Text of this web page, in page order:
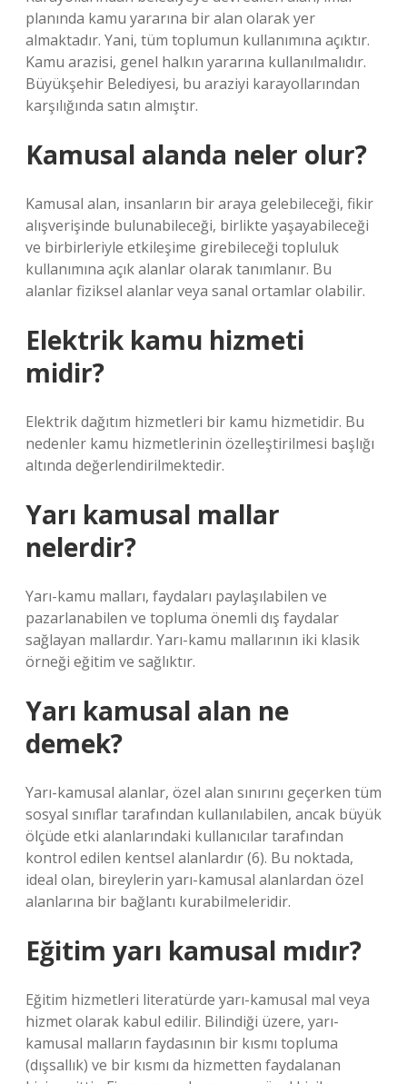
planında kamu yararına bir alan olarak yer
almaktadır. Yani, tüm toplumun kullanımına açıktır.
Kamu arazisi, genel halkın yararına kullanılmalıdır.
Büyükşehir Belediyesi, bu araziyi karayollarından
karşılığında satın almıştır.
Kamusal alanda neler olur?
Kamusal alan, insanların bir araya gelebileceği, fikir
alışverişinde bulunabileceği, birlikte yaşayabileceği
ve birbirleriyle etkileşime girebileceği topluluk
kullanımına açık alanlar olarak tanımlanır. Bu
alanlar fiziksel alanlar veya sanal ortamlar olabilir.
Elektrik kamu hizmeti
midir?
Elektrik dağıtım hizmetleri bir kamu hizmetidir. Bu
nedenler kamu hizmetlerinin özelleştirilmesi başlığı
altında değerlendirilmektedir.
Yarı kamusal mallar
nelerdir?
Yarı-kamu malları, faydaları paylaşılabilen ve
pazarlanabilen ve topluma önemli dış faydalar
sağlayan mallardır. Yarı-kamu mallarının iki klasik
örneği eğitim ve sağlıktır.
Yarı kamusal alan ne
demek?
Yarı-kamusal alanlar, özel alan sınırını geçerken tüm
sosyal sınıflar tarafından kullanılabilen, ancak büyük
ölçüde etki alanlarındaki kullanıcılar tarafından
kontrol edilen kentsel alanlardır (6). Bu noktada,
ideal olan, bireylerin yarı-kamusal alanlardan özel
alanlarına bir bağlantı kurabilmeleridir.
Eğitim yarı kamusal mıdır?
Eğitim hizmetleri literatürde yarı-kamusal mal veya
hizmet olarak kabul edilir. Bilindiği üzere, yarı-
kamusal malların faydasının bir kısmı topluma
(dışsallık) ve bir kısmı da hizmetten faydalanan